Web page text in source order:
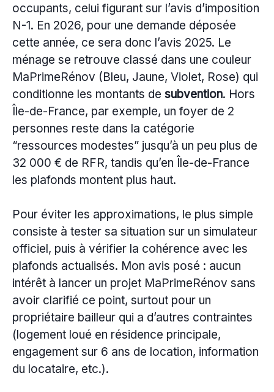
occupants, celui figurant sur l’avis d’imposition
N-1. En 2026, pour une demande déposée
cette année, ce sera donc l’avis 2025. Le
ménage se retrouve classé dans une couleur
MaPrimeRénov (Bleu, Jaune, Violet, Rose) qui
conditionne les montants de subvention. Hors
Île-de-France, par exemple, un foyer de 2
personnes reste dans la catégorie
“ressources modestes” jusqu’à un peu plus de
32 000 € de RFR, tandis qu’en Île-de-France
les plafonds montent plus haut.
Pour éviter les approximations, le plus simple
consiste à tester sa situation sur un simulateur
officiel, puis à vérifier la cohérence avec les
plafonds actualisés. Mon avis posé : aucun
intérêt à lancer un projet MaPrimeRénov sans
avoir clarifié ce point, surtout pour un
propriétaire bailleur qui a d’autres contraintes
(logement loué en résidence principale,
engagement sur 6 ans de location, information
du locataire, etc.).